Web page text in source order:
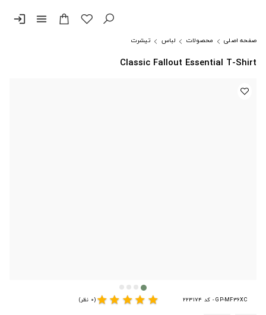
menu
login
صفحه اصلی محصولات لباس تیشرت
Classic Fallout Essential T-Shirt
GP-MF36XC - کد 223174 star
star
star
star
star(0 نظر)